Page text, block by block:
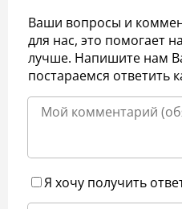
Ваши вопросы и
для нас, это помогает
лучше. Напишите нам
постараемся ответить
Я хочу получить